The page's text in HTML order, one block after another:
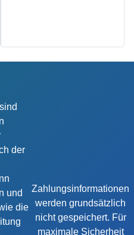
der
und
die
Zahlungsinformationen
werden grundsätzlich
nicht gespeichert. Für
maximale Sicherheit